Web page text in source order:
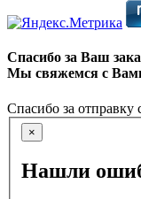
Спасибо за Ваш
Мы свяжемся с
Спасибо за отправку
×
Нашли